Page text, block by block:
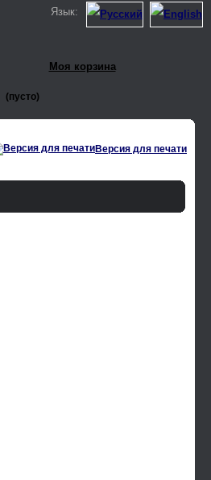
Язык:
Моя корзина
(пусто)
Версия для печати